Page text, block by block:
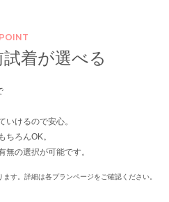
POINT
着が選べる
いけるので安心。
ちろんOK。
無の選択が可能です。
す。詳細は各プランページをご確認ください。